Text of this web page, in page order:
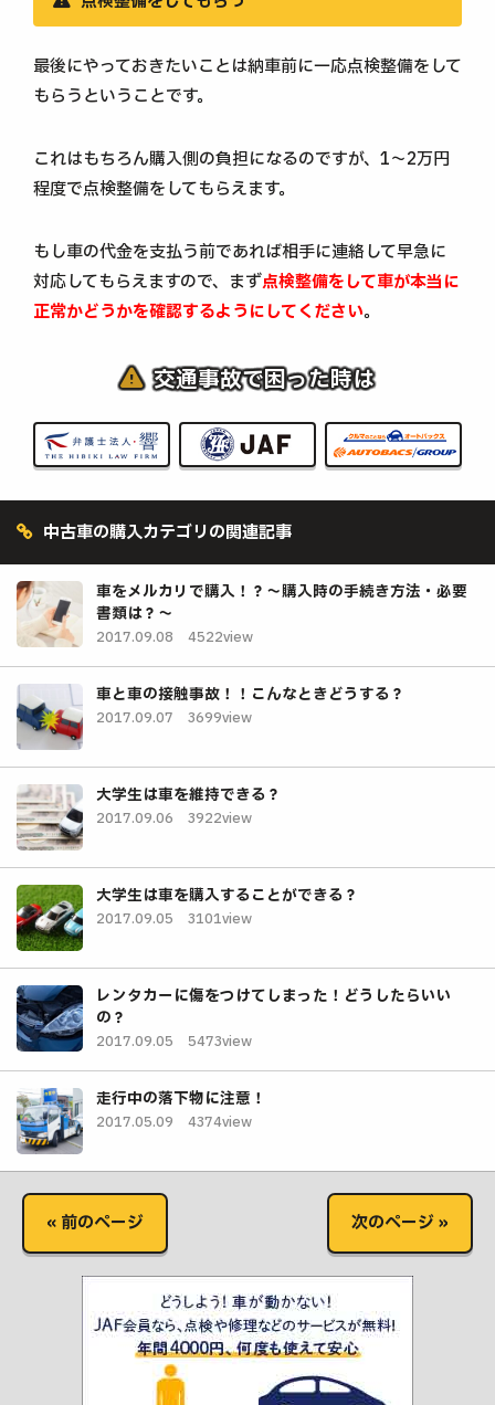
最後にやっておきたいことは納車前に一応点検整備をして
もらうということです。
これはもちろん購入側の負担になるのですが、1～2万円
程度で点検整備をしてもらえます。
もし車の代金を支払う前であれば相手に連絡して早急に
対応してもらえますので、まず点検整備をして車が本当に
正常かどうかを確認するようにしてください。
交通事故で困った時は
中古車の購入カテゴリの関連記事
車をメルカリで購入！？～購入時の手続き方法・必要
書類は？～
2017.09.08 4522view
車と車の接触事故！！こんなときどうする？
2017.09.07 3699view
大学生は車を維持できる？
2017.09.06 3922view
大学生は車を購入することができる？
2017.09.05 3101view
レンタカーに傷をつけてしまった！どうしたらいい
の？
2017.09.05 5473view
走行中の落下物に注意！
2017.05.09 4374view
« 前のページ 次のページ »